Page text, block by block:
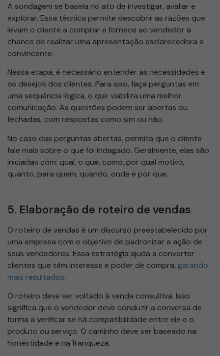
A sondagem se baseia no ato de investigar, avaliar e
explorar. Essa técnica permite descobrir as razões que
levam o cliente a comprar e fornece ao vendedor a
chance de realizar uma apresentação esclarecedora e
convincente.
Nessa etapa, é necessário entender as necessidades e
os desejos dos clientes. Para isso, faça perguntas em
uma sequência lógica, o que viabiliza uma melhor
comunicação. As questões podem ser abertas ou
fechadas, com respostas como sim ou não.
No caso das perguntas abertas, permita que o cliente
fale mais sobre o que foi indagado. Geralmente, elas são
iniciadas com: qual, o que, como, por qual motivo,
quanto, para quem, quando, onde e por que.
5. Elaboração de roteiro de vendas
O roteiro de vendas é um discurso preestabelecido por
uma empresa com o objetivo de padronizar a ação de
seus vendedores. Essa estratégia ajuda a converter
clientes que têm interesse e poder de compra, gerando
mais resultados.
O roteiro deve ser voltado à venda consultiva. Isso
significa que o vendedor deve conduzir a conversa de
forma a verificar se há compatibilidade entre ele e o
produto ou serviço. O caminho deve ser baseado na
honestidade e na franqueza.